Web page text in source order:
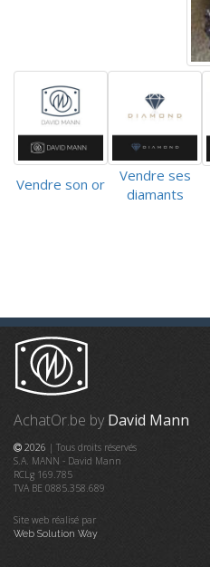
Vendre son or
Vendre ses
diamants
AchatOr.be by David Mann
2026 | Tous droits réservés
S.A. MANN - David Mann
RCLg 169.785
TVA BE 0885.358.689
Site web réalisé par
Web Solution Way